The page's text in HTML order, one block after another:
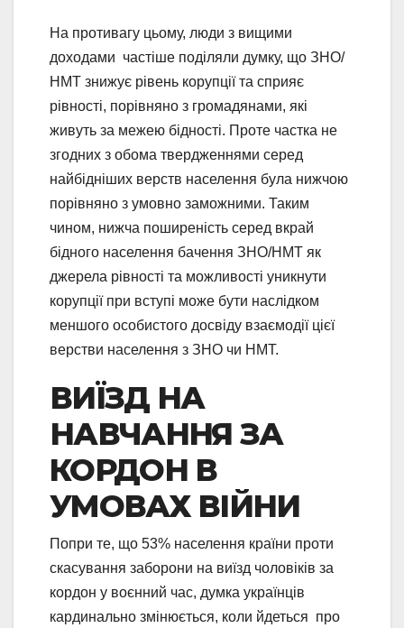
На противагу цьому, люди з вищими
доходами частіше поділяли думку, що ЗНО/
НМТ знижує рівень корупції та сприяє
рівності, порівняно з громадянами, які
живуть за межею бідності. Проте частка не
згодних з обома твердженнями серед
найбідніших верств населення була нижчою
порівняно з умовно заможними. Таким
чином, нижча поширеність серед вкрай
бідного населення бачення ЗНО/НМТ як
джерела рівності та можливості уникнути
корупції при вступі може бути наслідком
меншого особистого досвіду взаємодії цієї
верстви населення з ЗНО чи НМТ.
ВИЇЗД НА
НАВЧАННЯ ЗА
КОРДОН В
УМОВАХ ВІЙНИ
Попри те, що 53% населення країни проти
скасування заборони на виїзд чоловіків за
кордон у воєнний час, думка українців
кардинально змінюється, коли йдеться про